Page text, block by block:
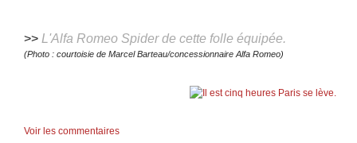
>> L'Alfa Romeo Spider de cette folle équipée.
(Photo : courtoisie de Marcel Barteau/concessionnaire Alfa Romeo)
Voir les commentaires